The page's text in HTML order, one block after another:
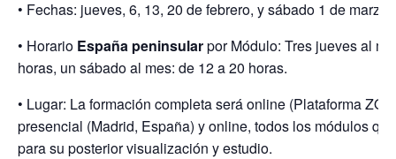
• Fechas: jueves, 6, 13, 20 de febrero, y sábado 1 de marzo
• Horario España peninsularpor Módulo: Tres jueves al
horas, un sábado al mes: de 12 a 20 horas.
• Lugar: La formación completa será online (Plataforma
presencial (Madrid, España) y online, todos los módulos
para su posterior visualización y estudio.